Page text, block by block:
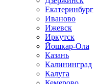
Екатеринбург
Иваново
Ижевск
Иркутск
Йошкар-Ола
Казань
Калининград
Калуга